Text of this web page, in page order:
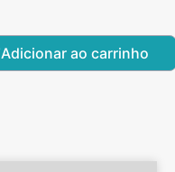
Adicionar ao carrinho